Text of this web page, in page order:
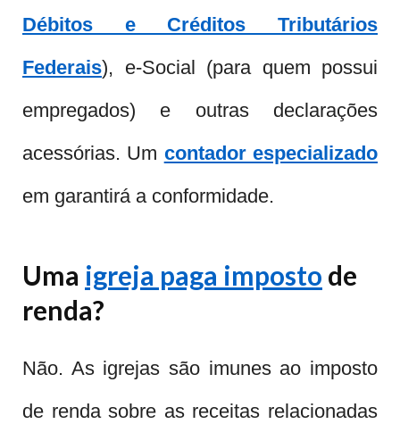
Débitos e Créditos Tributários
Federais), e-Social (para quem possui
empregados) e outras declarações
acessórias. Um contador especializado
em garantirá a conformidade.
Uma igreja paga imposto de
renda?
Não. As igrejas são imunes ao imposto
de renda sobre as receitas relacionadas